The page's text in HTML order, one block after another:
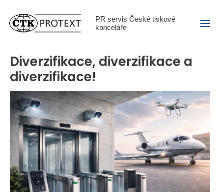
PR servis České tiskové
kanceláře
Menu
Diverzifikace, diverzifikace a
diverzifikace!